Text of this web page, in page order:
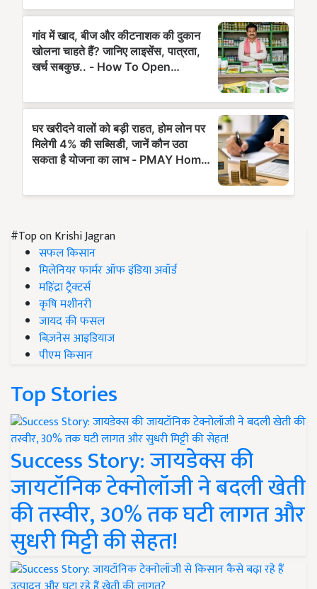
#Top on Krishi Jagran
सफल किसान
मिलेनियर फार्मर ऑफ इंडिया अवॉर्ड
महिंद्रा ट्रैक्टर्स
कृषि मशीनरी
जायद की फसल
बिज़नेस आइडियाज
पीएम किसान
Top Stories
Success Story: जायडेक्स की
जायटॉनिक टेक्नोलॉजी ने बदली खेती
की तस्वीर, 30% तक घटी लागत और
सुधरी मिट्टी की सेहत!